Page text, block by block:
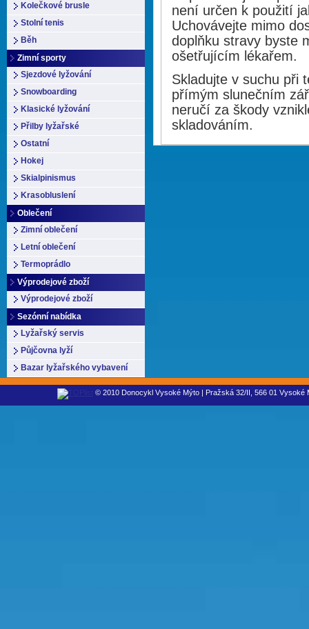
Kolečkové brusle
Stolní tenis
Běh
Zimní sporty
Sjezdové lyžování
Snowboarding
Klasické lyžování
Přilby lyžařské
Ostatní
Hokej
Skialpinismus
Krasobluslení
Oblečení
Zimní oblečení
Letní oblečení
Termoprádlo
Výprodejové zboží
Výprodejové zboží
Sezónní nabídka
Lyžařský servis
Půjčovna lyží
Bazar lyžařského vybavení
není určen k použití
Uchovávejte mimo
doplňku stravy byste
ošetřujícím lékařem.
Skladujte v suchu při
přímým slunečním
neručí za škody
skladováním.
© 2010 Donocykl Vysoké Mýto | Pražská 32/II, 566 01 Vysoké